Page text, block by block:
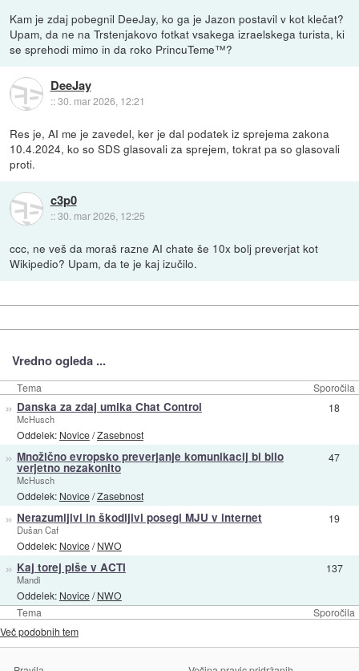
Kam je zdaj pobegnil DeeJay, ko ga je Jazon postavil v kot klečat?
Upam, da ne na Trstenjakovo fotkat vsakega izraelskega turista, ki
se sprehodi mimo in da roko PrincuTeme™?
DeeJay
::30. mar 2026, 12:21
Res je, AI me je zavedel, ker je dal podatek iz sprejema zakona
10.4.2024, ko so SDS glasovali za sprejem, tokrat pa so glasovali
proti.
c3p0
::30. mar 2026, 12:25
ccc, ne veš da moraš razne AI chate še 10x bolj preverjat kot
Wikipedio? Upam, da te je kaj izučilo.
Vredno ogleda ...
Tema Sporočila
Tema Sporočila
» Danska za zdaj umika Chat Control
McHusch
Oddelek: Novice/Zasebnost
18
» Množično evropsko preverjanje komunikacij bi bilo
verjetno nezakonito
McHusch
Oddelek: Novice/Zasebnost
47
» Nerazumljivi in škodljivi posegi MJU v internet
Dušan Caf
Oddelek: Novice/NWO
19
» Kaj torej piše v ACTI
Mandi
Oddelek: Novice/NWO
137
Več podobnih tem